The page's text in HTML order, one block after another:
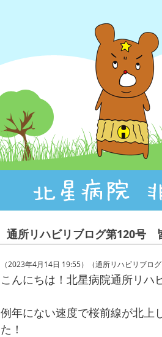
通所リハビリブログ第120号
（2023年4月14日 19:55）（通所リハビリブログ
こんにちは！北星病院通所リハ
例年にない速度で桜前線が北上
た！